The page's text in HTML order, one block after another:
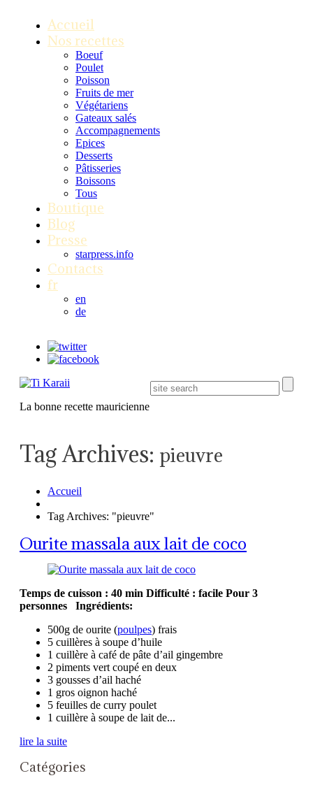
Accueil
Nos recettes
Boeuf
Poulet
Poisson
Fruits de mer
Végétariens
Gateaux salés
Accompagnements
Epices
Desserts
Pâtisseries
Boissons
Tous
Boutique
Blog
Presse
starpress.info
Contacts
fr
en
de
La bonne recette mauricienne
Tag Archives: pieuvre
Accueil
Tag Archives: "pieuvre"
Ourite massala aux lait de coco
Temps de cuisson : 40 min Difficulté : facile Pour 3
personnes
Ingrédients:
500g de ourite (poulpes) frais
5 cuillères à soupe d’huile
1 cuillère à café de pâte d’ail gingembre
2 piments vert coupé en deux
3 gousses d’ail haché
1 gros oignon haché
5 feuilles de curry poulet
1 cuillère à soupe de lait de...
lire la suite
Catégories